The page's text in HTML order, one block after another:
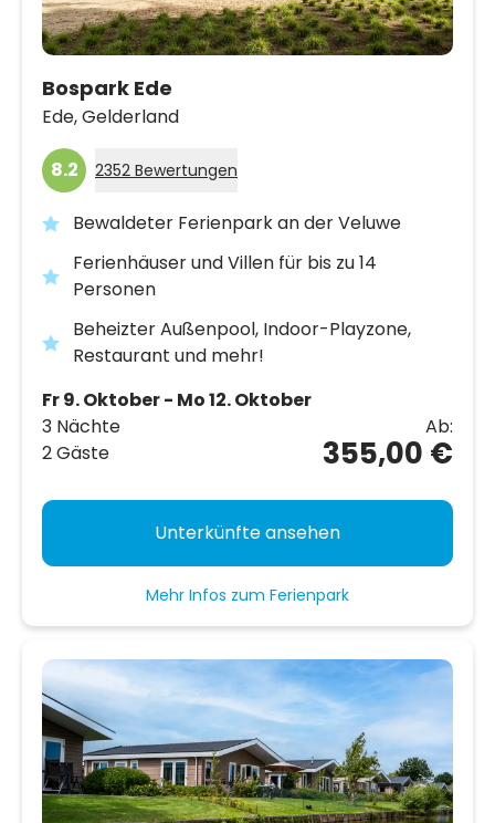
Bospark Ede
Ede,Gelderland
8.2 2352 Bewertungen
Bewaldeter Ferienpark an der Veluwe
Ferienhäuser und Villen für bis zu 14
Personen
Beheizter Außenpool, Indoor-Playzone,
Restaurant und mehr!
Fr 9. Oktober - Mo 12. Oktober
3 Nächte
2 Gäste
Ab:
355,00 €
Unterkünfte ansehen
Mehr Infos zum Ferienpark